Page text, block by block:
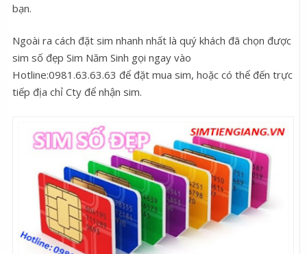
bạn.
Ngoài ra cách đặt sim nhanh nhất là quý khách đã chọn được
sim số đẹp Sim Năm Sinh gọi ngay vào
Hotline:0981.63.63.63 để đặt mua sim, hoặc có thể đến trực
tiếp địa chỉ Cty để nhận sim.